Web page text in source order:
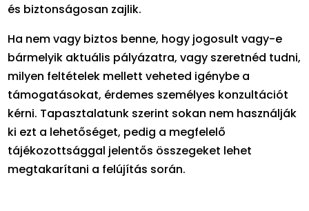
és biztonságosan zajlik.
Ha nem vagy biztos benne, hogy jogosult vagy-e
bármelyik aktuális pályázatra, vagy szeretnéd tudni,
milyen feltételek mellett veheted igénybe a
támogatásokat, érdemes személyes konzultációt
kérni. Tapasztalatunk szerint sokan nem használják
ki ezt a lehetőséget, pedig a megfelelő
tájékozottsággal jelentős összegeket lehet
megtakarítani a felújítás során.